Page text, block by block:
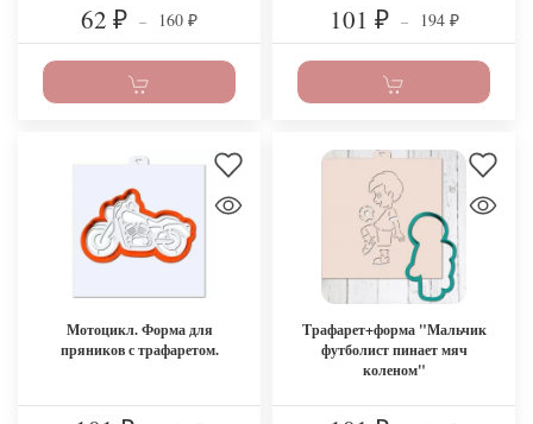
62 ₽ – 160 ₽ 101 ₽ – 194 ₽
Мотоцикл. Форма для
пряников с трафаретом.
Трафарет+форма "Мальчик
футболист пинает мяч
коленом"